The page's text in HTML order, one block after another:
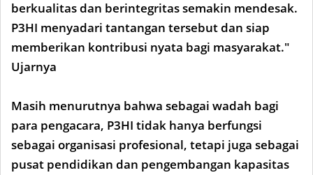
berkualitas dan berintegritas semakin mendesak.
P3HI menyadari tantangan tersebut dan siap
memberikan kontribusi nyata bagi masyarakat."
Ujarnya
Masih menurutnya bahwa sebagai wadah bagi
para pengacara, P3HI tidak hanya berfungsi
sebagai organisasi profesional, tetapi juga sebagai
pusat pendidikan dan pengembangan kapasitas